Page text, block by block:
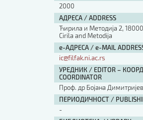
2000
АДРЕСА / ADDRESS
Ћирила и Методија 2,
Cirila and Metodija
е-АДРЕСА / e-MAIL
ic@filfak.ni.ac.rs
УРЕДНИК / EDITOR –
COORDINATOR
Проф. др Бојана
ПЕРИОДИЧНОСТ /
-